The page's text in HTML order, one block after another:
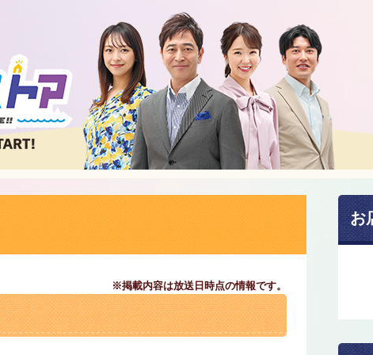
※掲載内容は放送日時点の情報です。
お